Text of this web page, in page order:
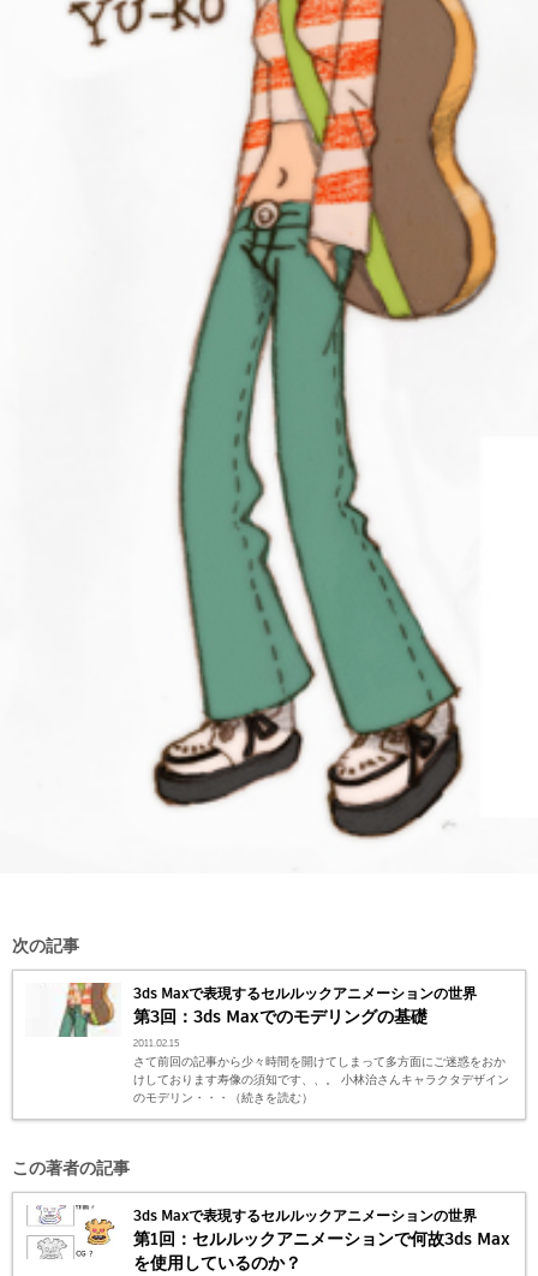
次の記事
3ds Maxで表現するセルルックアニメーションの世界
第3回：3ds Maxでのモデリングの基礎
2011.02.15
さて前回の記事から少々時間を開けてしまって多方面にご迷惑をおか
けしております寿像の須知です、、。 小林治さんキャラクタデザイン
のモデリン・・・（続きを読む）
この著者の記事
3ds Maxで表現するセルルックアニメーションの世界
第1回：セルルックアニメーションで何故3ds Max
を使用しているのか？